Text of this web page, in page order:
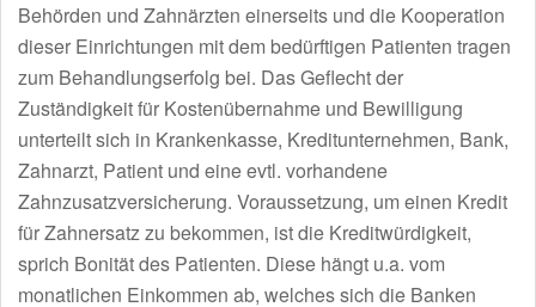
Behörden und Zahnärzten einerseits und die Kooperation
dieser Einrichtungen mit dem bedürftigen Patienten tragen
zum Behandlungserfolg bei. Das Geflecht der
Zuständigkeit für Kostenübernahme und Bewilligung
unterteilt sich in Krankenkasse, Kreditunternehmen, Bank,
Zahnarzt, Patient und eine evtl. vorhandene
Zahnzusatzversicherung. Voraussetzung, um einen Kredit
für Zahnersatz zu bekommen, ist die Kreditwürdigkeit,
sprich Bonität des Patienten. Diese hängt u.a. vom
monatlichen Einkommen ab, welches sich die Banken